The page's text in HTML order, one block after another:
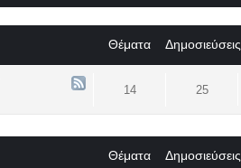
Θέματα Δημοσιεύσεις
14 25
Θέματα Δημοσιεύσεις